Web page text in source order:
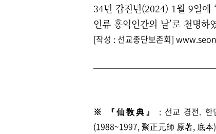
34년 갑진년(2024) 1월 9일에 ‘
인류 홍익인간의 날’로 천명하
[작성 : 선교종단보존회]
※ 『仙敎典』 : 선교 경전. 한
(1988~1997, 聚正元師 原著, 底本)